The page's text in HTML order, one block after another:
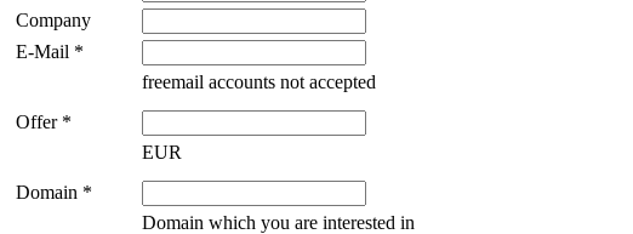
Company
E-Mail *
freemail accounts not accepted
Offer *
EUR
Domain *
Domain which you are interested in